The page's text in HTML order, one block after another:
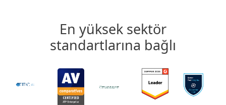
En yüksek sektör
standartlarına bağlı